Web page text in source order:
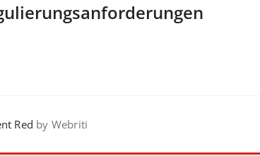
Red by Webriti